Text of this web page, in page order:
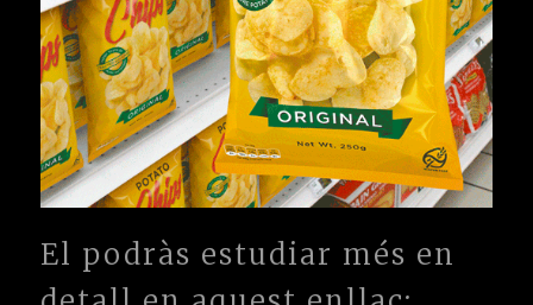
El podràs estudiar més en